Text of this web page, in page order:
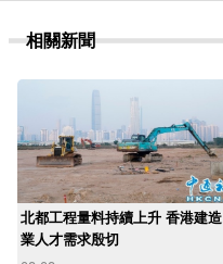
相關新聞
北都工程量料持續上升 香港建造
業人才需求殷切